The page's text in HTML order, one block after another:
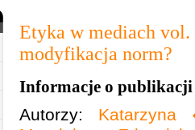
Etyka w mediach
modyfikacja norm?
Informacje o publikacji
Autorzy: Katarzyna